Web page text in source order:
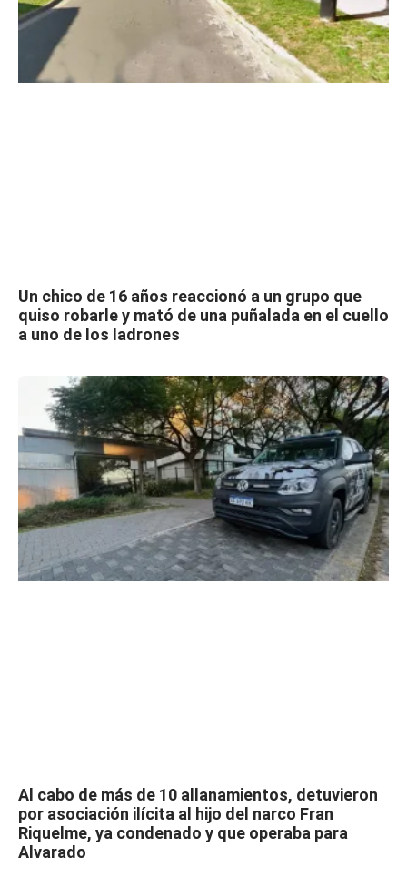
Un chico de 16 años reaccionó a un grupo que
quiso robarle y mató de una puñalada en el cuello
a uno de los ladrones
Al cabo de más de 10 allanamientos, detuvieron
por asociación ilícita al hijo del narco Fran
Riquelme, ya condenado y que operaba para
Alvarado